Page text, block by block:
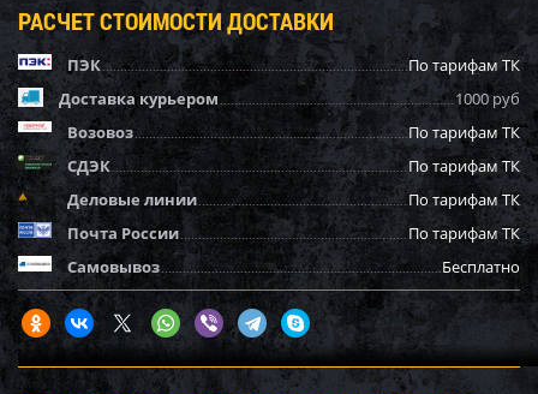
РАСЧЕТ СТОИМОСТИ ДОСТАВКИ
ПЭК
По тарифам ТК
Доставка курьером
1000 руб
Возовоз
По тарифам ТК
СДЭК
По тарифам ТК
Деловые линии
По тарифам ТК
Почта России
По тарифам ТК
Самовывоз
Бесплатно